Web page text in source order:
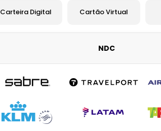
Carteira Digital Cartão Virtual
NDC